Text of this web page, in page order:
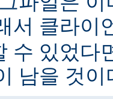
서 클라이
수 있었다
남을 것이